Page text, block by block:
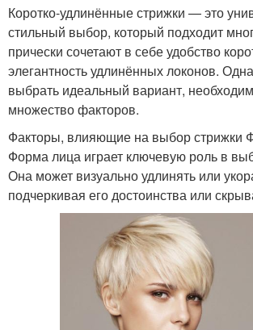
Коротко-удлинённые стрижки — это
стильный выбор, который подходит
прически сочетают в себе удобство
элегантность удлинённых локонов.
выбрать идеальный вариант,
множество факторов.
Факторы, влияющие на выбор стрижки
Форма лица играет ключевую роль в
Она может визуально удлинять или
подчеркивая его достоинства или